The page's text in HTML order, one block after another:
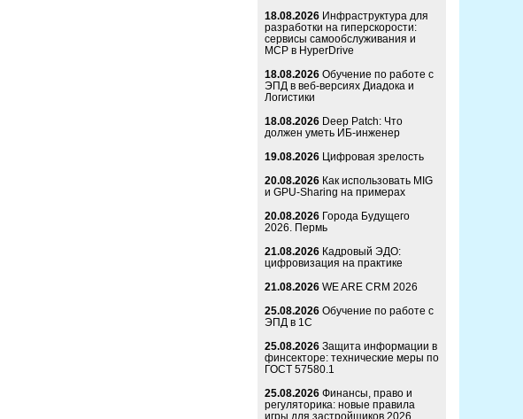
18.08.2026 Инфраструктура для
разработки на гиперскорости:
сервисы самообслуживания и
MCP в HyperDrive
18.08.2026 Обучение по работе с
ЭПД в веб-версиях Диадока и
Логистики
18.08.2026 Deep Patch: Что
должен уметь ИБ-инженер
19.08.2026 Цифровая зрелость
20.08.2026 Как использовать MIG
и GPU-Sharing на примерах
20.08.2026 Города Будущего
2026. Пермь
21.08.2026 Кадровый ЭДО:
цифровизация на практике
21.08.2026 WE ARE CRM 2026
25.08.2026 Обучение по работе с
ЭПД в 1С
25.08.2026 Защита информации в
финсекторе: технические меры по
ГОСТ 57580.1
25.08.2026 Финансы, право и
регуляторика: новые правила